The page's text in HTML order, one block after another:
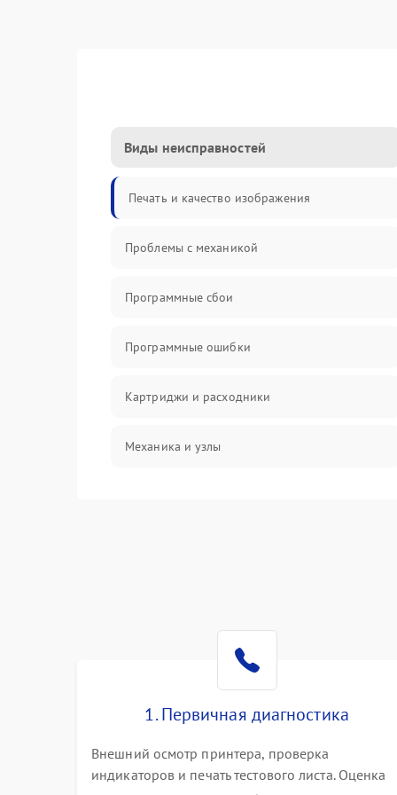
Виды неисправностей
Печать и качество изображения
Проблемы с механикой
Программные сбои
Программные ошибки
Картриджи и расходники
Механика и узлы
1. Первичная диагностика
Внешний осмотр принтера, проверка
индикаторов и печать тестового листа. Оценка